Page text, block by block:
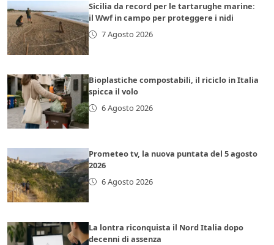
Sicilia da record per le tartarughe marine:
il Wwf in campo per proteggere i nidi
7 Agosto 2026
Bioplastiche compostabili, il riciclo in Italia
spicca il volo
6 Agosto 2026
Prometeo tv, la nuova puntata del 5 agosto
2026
6 Agosto 2026
La lontra riconquista il Nord Italia dopo
decenni di assenza